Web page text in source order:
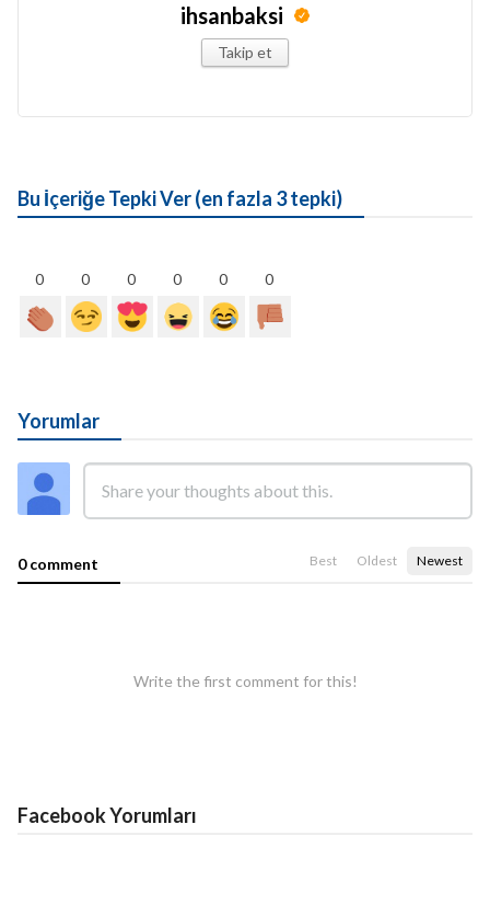
ihsanbaksi
Takip et
Bu İçeriğe Tepki Ver (en fazla 3 tepki)
0 0 0 0 0 0
Yorumlar
0 comment Best Oldest Newest
Write the first comment for this!
Facebook Yorumları